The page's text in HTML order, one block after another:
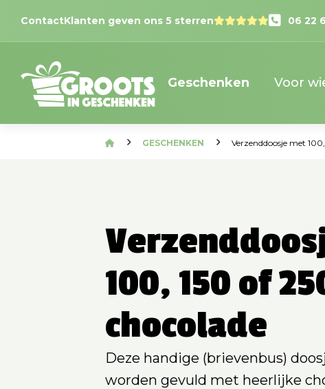
Geschenken Voor
ContactKlanten geven ons 5 sterren 06 22
GESCHENKEN Verzenddoosje met
100, 150 of
chocolade
Deze handige (brievenbus)
worden gevuld met heerlijke